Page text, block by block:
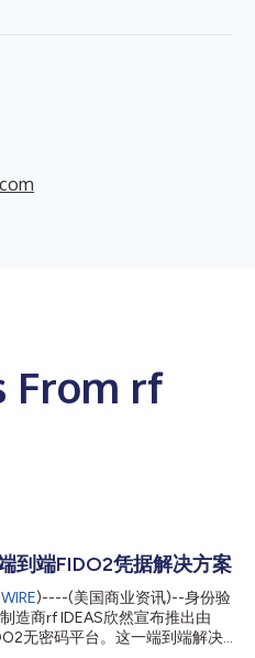
From rf
到端FIDO2凭据解决方案
)----(美国商业资讯)--身份验
造商rf IDEAS欣然宣布推出由
无密码平台。这一端到端解决